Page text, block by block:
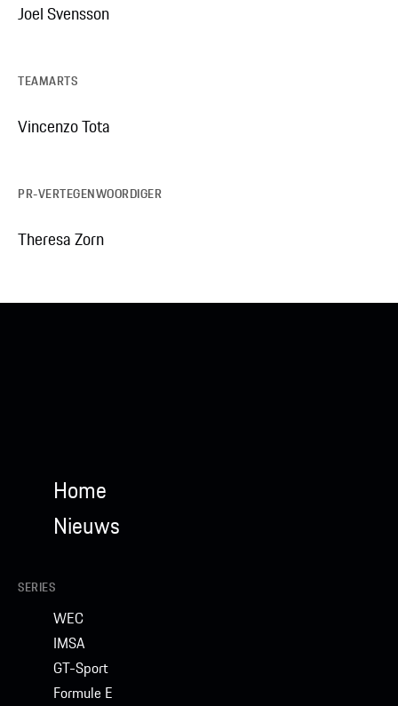
Joel Svensson
TEAMARTS
Vincenzo Tota
PR-VERTEGENWOORDIGER
Theresa Zorn
Home
Nieuws
SERIES
WEC
IMSA
GT-Sport
Formule E